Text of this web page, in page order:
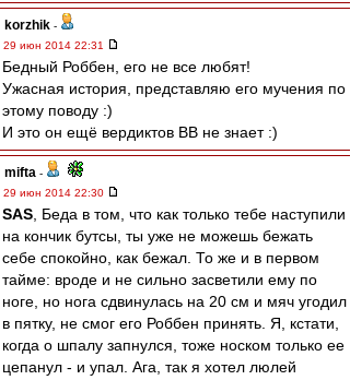
korzhik -
29 июн 2014 22:31
Бедный Роббен, его не все любят!
Ужасная история, представляю его мучения по
этому поводу :)
И это он ещё вердиктов ВВ не знает :)
mifta -
29 июн 2014 22:30
SAS , Беда в том, что как только тебе наступили
на кончик бутсы, ты уже не можешь бежать
себе спокойно, как бежал. То же и в первом
тайме: вроде и не сильно засветили ему по
ноге, но нога сдвинулась на 20 см и мяч угодил
в пятку, не смог его Роббен принять. Я, кстати,
когда о шпалу запнулся, тоже носком только ее
цепанул - и упал. Ага, так я хотел люлей